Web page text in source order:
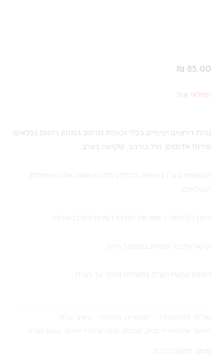
₪ 85.00
המלאי אזל
נרות ריחניים יפיפיים בכלי זכוכית מרהיב במגוון ריחות נפלאים:
פירות אדומים, וניל בורבון, שקיעה בערב.
הבשמים נוצרו בצרפת, הדליקו ותיהנו מהמראה והניחוחות
הנפלאים.
בעת ההזמנה רשמו את הנרות המועדפים בהערות.
קראו את כל המידע בהמשך הדף.
הזמינו עכשיו וקבלו במשלוח מהיר עד הבית.
מק"ט: 53420598 קטגוריה: הגלריה - עיצוב הבית
אקססוריז לבית מתנות נרות נרות ריחניים עיצוב הבית
מותג: תנובת כנרת